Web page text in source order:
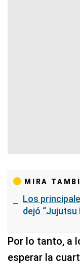
MIRA
Los
dejó “Jujutsu
Por lo tanto, a
esperar la